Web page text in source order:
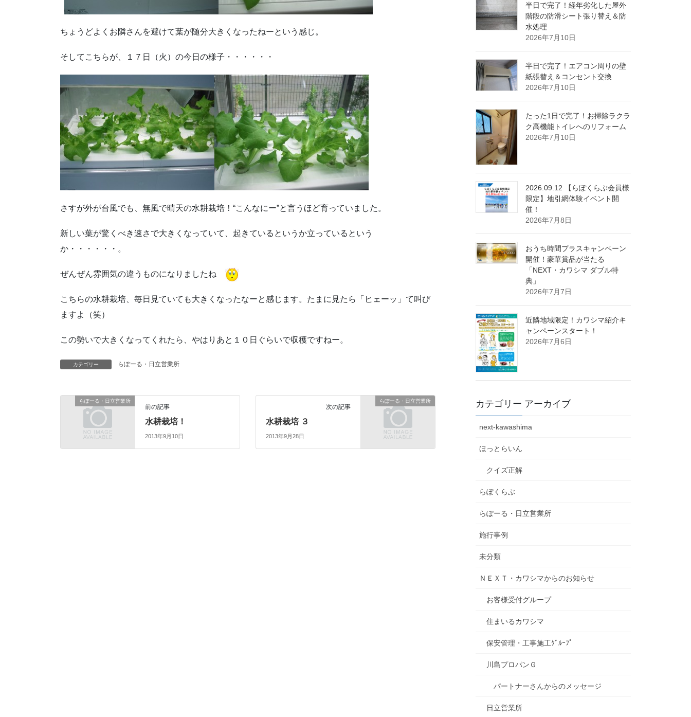
ちょうどよくお隣さんを避けて葉が随分大きくなったねーという感じ。
そしてこちらが、１７日（火）の今日の様子・・・・・・
さすが外が台風でも、無風で晴天の水耕栽培！“こんなにー”と言うほど育っていました。
新しい葉が驚くべき速さで大きくなっていて、起きているというか立っているという
か・・・・・・。
ぜんぜん雰囲気の違うものになりましたね
こちらの水耕栽培、毎日見ていても大きくなったなーと感じます。たまに見たら「ヒェーッ」て叫び
ますよ（笑）
この勢いで大きくなってくれたら、やはりあと１０日ぐらいで収穫ですねー。
カテゴリー らぽーる・日立営業所
らぽーる・日立営業所
前の記事
水耕栽培！
2013年9月10日
らぽーる・日立営業所
次の記事
水耕栽培 ３
2013年9月28日
半日で完了！経年劣化した屋外
階段の防滑シート張り替え＆防
水処理
2026年7月10日
半日で完了！エアコン周りの壁
紙張替え＆コンセント交換
2026年7月10日
たった1日で完了！お掃除ラクラ
ク高機能トイレへのリフォーム
2026年7月10日
2026.09.12 【らぽくらぶ会員様
限定】地引網体験イベント開
催！
2026年7月8日
おうち時間プラスキャンペーン
開催！豪華賞品が当たる
「NEXT・カワシマ ダブル特
典」
2026年7月7日
近隣地域限定！カワシマ紹介キ
ャンペーンスタート！
2026年7月6日
カテゴリー アーカイブ
next-kawashima
ほっとらいん
クイズ正解
らぽくらぶ
らぽーる・日立営業所
施行事例
未分類
ＮＥＸＴ・カワシマからのお知らせ
お客様受付グループ
住まいるカワシマ
保安管理・工事施工ｸﾞﾙｰﾌﾟ
川島プロパンＧ
パートナーさんからのメッセージ
日立営業所